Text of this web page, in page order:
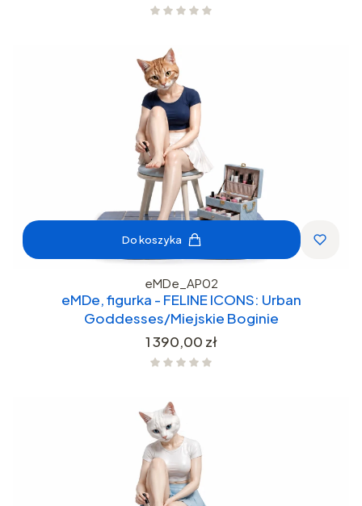
Do koszyka
eMDe_AP02
eMDe, figurka - FELINE ICONS: Urban
Goddesses/Miejskie Boginie
Cena
1 390,00 zł